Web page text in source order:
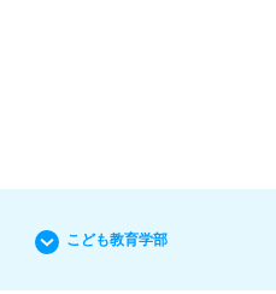
こども教育学部